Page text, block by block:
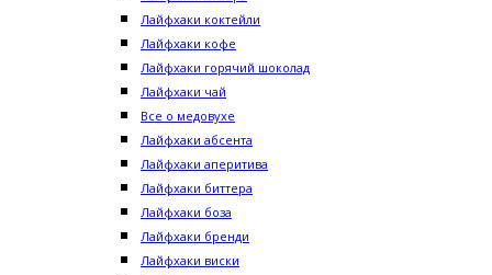
Лайфхаки коктейли
Лайфхаки кофе
Лайфхаки горячий шоколад
Лайфхаки чай
Все о медовухе
Лайфхаки абсента
Лайфхаки аперитива
Лайфхаки биттера
Лайфхаки боза
Лайфхаки бренди
Лайфхаки виски